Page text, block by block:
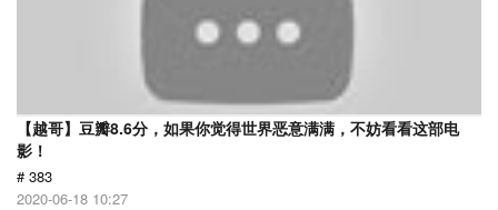
【越哥】豆瓣8.6分，如果你觉得世界恶意满满，不妨看看这部电
影！
# 383
2020-06-18 10:27